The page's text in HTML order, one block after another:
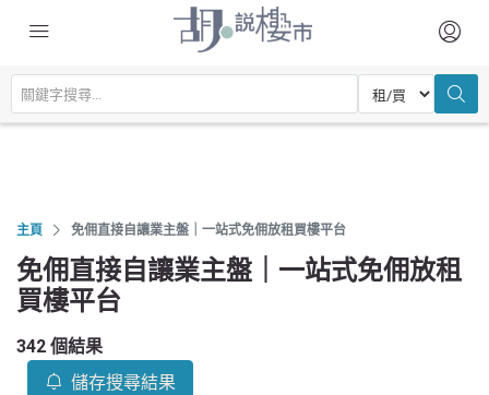
主頁 免佣直接自讓業主盤｜一站式免佣放租買樓平台
免佣直接自讓業主盤｜一站式免佣放租
買樓平台
342 個結果
儲存搜尋結果